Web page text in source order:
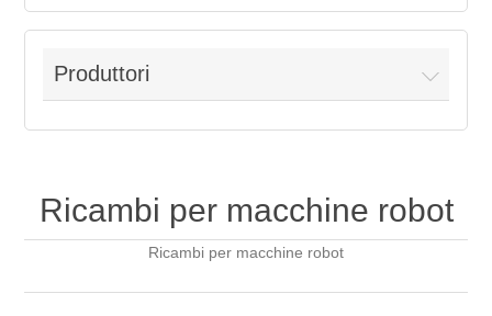
Produttori
Ricambi per macchine robot
Ricambi per macchine robot